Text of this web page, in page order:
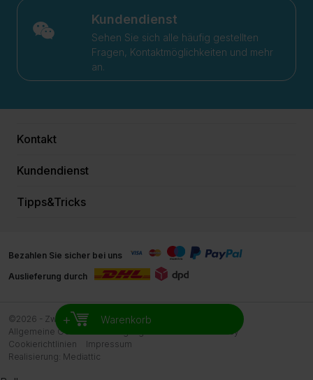
+ Warenkorb
Kundendienst
Sehen Sie sich alle häufig gestellten
Fragen, Kontaktmöglichkeiten und mehr
an.
Kontakt
Kundendienst
Tipps&Tricks
Bezahlen Sie sicher bei uns
Auslieferung durch
©2026 - Zwemreus
Allgemeine Geschäftsbedingungen Zwemreus
Privacy
Cookierichtlinien
Impressum
Realisierung: Mediattic